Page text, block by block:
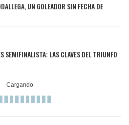
UN GOLEADOR SIN FECHA DE
SEMIFINALISTA: LAS CLAVES DEL TRIUNFO